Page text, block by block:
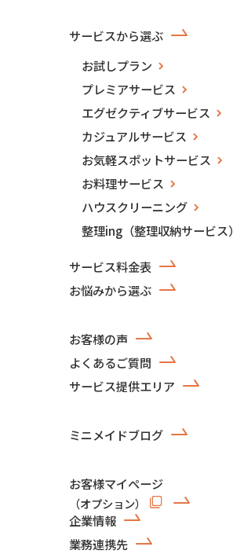
サービスから選ぶ
お試しプラン
プレミアサービス
エグゼクティブサービス
カジュアルサービス
お気軽スポットサービス
お料理サービス
ハウスクリーニング
整理ing（整理収納サービス）
サービス料金表
お悩みから選ぶ
お客様の声
よくあるご質問
サービス提供エリア
ミニメイドブログ
お客様マイページ
（オプション）
企業情報
業務連携先